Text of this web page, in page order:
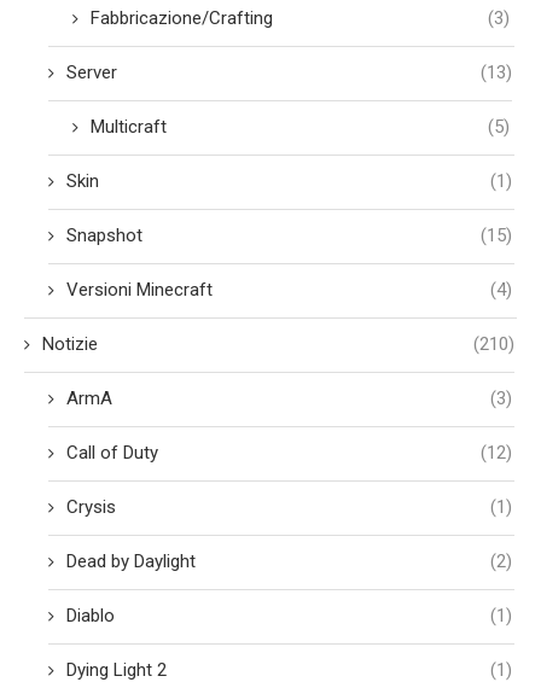
Fabbricazione/Crafting (3)
Server (13)
Multicraft (5)
Skin (1)
Snapshot (15)
Versioni Minecraft (4)
Notizie (210)
ArmA (3)
Call of Duty (12)
Crysis (1)
Dead by Daylight (2)
Diablo (1)
Dying Light 2 (1)